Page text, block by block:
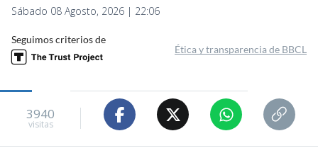
Sábado 08 Agosto, 2026 | 22:06
Seguimos criterios de
Ética y transparencia de BBCL
3940
visitas